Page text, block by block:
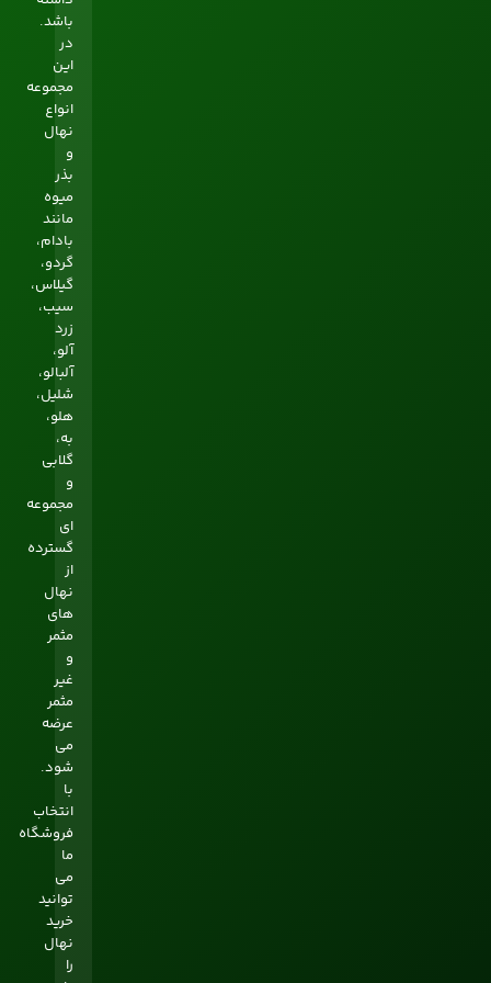
باشد.
در
این
مجموعه
انواع
نهال
و
بذر
میوه
مانند
بادام،
گردو،
گیلاس،
سيب،
زرد
آلو،
آلبالو،
شلیل،
هلو،
به،
گلابی
و
مجموعه
ای
گسترده
از
نهال
های
مثمر
و
غير
مثمر
عرضه
می
شود.
با
انتخاب
فروشگاه
ما
می
توانید
خرید
نهال
را